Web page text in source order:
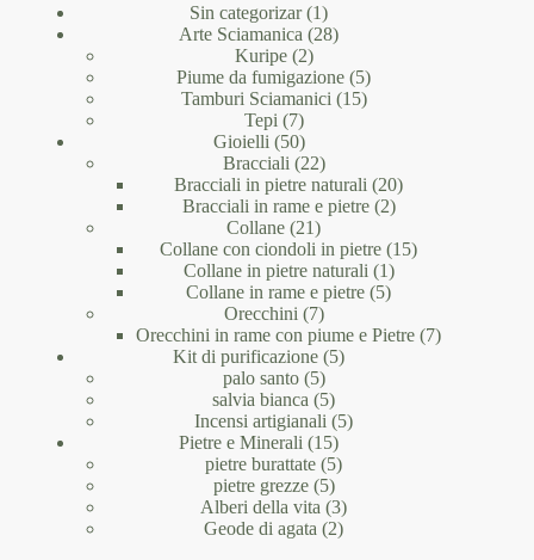
Sin categorizar 11
prodotto
Arte Sciamanica 2828
Kuripe 22
prodotti
Piume da fumigazione 55
prodotti
Tamburi Sciamanici 1515
Tepi 77
prodotti
Gioielli 5050
prodotti
Bracciali 2222
prodotti
Bracciali in pietre naturali 2020
Bracciali in rame e pietre 22
Collane 2121
prodotti
Collane con ciondoli in pietre 1515
Collane in pietre naturali 11
prodotto
Collane in rame e pietre 55
Orecchini 77
prodotti
Orecchini in rame con piume e Pietre 77
Kit di purificazione 55
palo santo 55
prodotti
salvia bianca 55
prodotti
Incensi artigianali 55
Pietre e Minerali 1515
prodotti
pietre burattate 55
pietre grezze 55
prodotti
Alberi della vita 33
prodotti
Geode di agata 22